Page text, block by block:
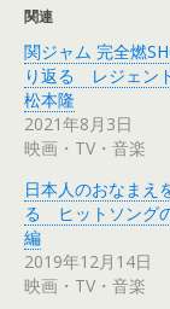
t
t
e
r
で
共
有
(
し
い
ウ
ィ
ド
ウ
で
開
共
有
す
る
は
ク
リ
ク
し
て
く
さ
い
(
新
関連
関ジャム 完全燃
り返る レジェン
松本隆
2021年8月3日
映画・TV・音楽
日本人のおなまえ
る ヒットソング
編
2019年12月14日
映画・TV・音楽